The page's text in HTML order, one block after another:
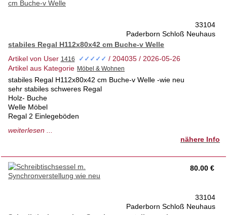
33104
Paderborn Schloß Neuhaus
stabiles Regal H112x80x42 cm Buche-v Welle
Artikel von User
✓✓✓✓✓ / 204035 / 2026-05-26
Artikel aus Kategorie
stabiles Regal H112x80x42 cm Buche-v Welle -wie neu
sehr stabiles schweres Regal
Holz- Buche
Welle Möbel
Regal 2 Einlegeböden
Breite 80 cm
tierfreies- Nichtraucherhaus 1. Hd
Privatverkauf- keine Rücknahme
nur Abholung möglich
weiterlesen ...
nähere Info
80.00 €
33104
Paderborn Schloß Neuhaus